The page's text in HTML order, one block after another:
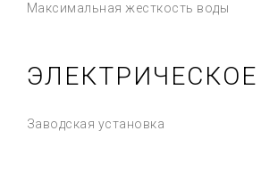
Максимальная жесткость воды
Заводская установка